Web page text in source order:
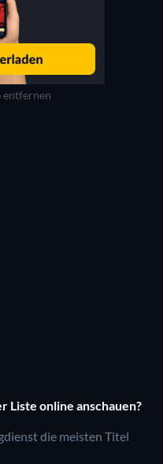
entfernen
Liste online anschauen?
die meisten Titel